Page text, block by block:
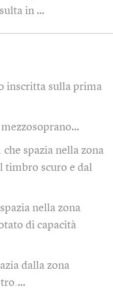
in …
inscritta sulla prima
mezzosoprano…
che spazia nella zona
timbro scuro e dal
nella zona
di capacità
dalla zona